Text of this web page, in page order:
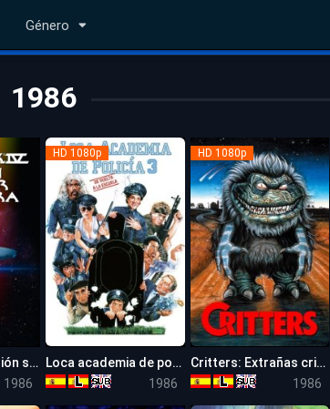
Género
1986
Star Trek IV: Misión salvar la Tierra
1986
HD 1080p
Loca academia de policía 3: De vuelta a la escuela
1986
HD 1080p
Critters: Extrañas criaturas
1986